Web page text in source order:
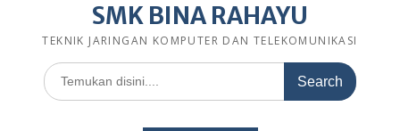
SMK BINA RAHAYU
TEKNIK JARINGAN KOMPUTER DAN TELEKOMUNIKASI
Search
for: